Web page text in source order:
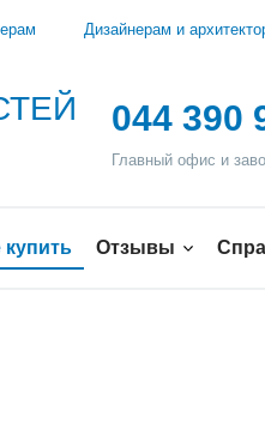
Дизайнерам и
044 390
Главный офис и
купить Отзывы